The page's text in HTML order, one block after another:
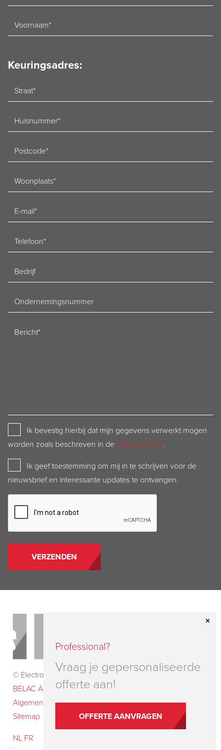
Voornaam
Keuringsadres:
Straat
Huisnummer
Postcode
Woonplaats
mailadres
Telefoon
Bedrijf
Ondernemingsnummer
Bericht
Privacy
Policy
Ik bevestig hierbij dat mijn gegevens verwerkt mogen
worden zoals beschreven in de Privacy Policy.
Newsletter
Ik geef toestemming om mij in te schrijven voor de
nieuwsbrief en interessante updates te ontvangen.
© Electro-Test 2026
BELAC Accreditatiecertificaat nr. 234-INSP
Algemene voorwaarden–Disclaimer & privacy–
Sitemap
NL FR
Professional?
Vraag je gepersonaliseerde
offerte aan!
OFFERTE AANVRAGEN